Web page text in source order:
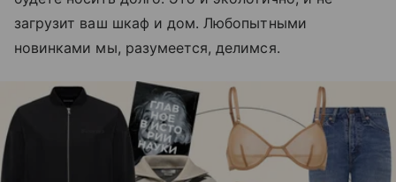
загрузит ваш шкаф и дом. Любопытными
новинками мы, разумеется, делимся.